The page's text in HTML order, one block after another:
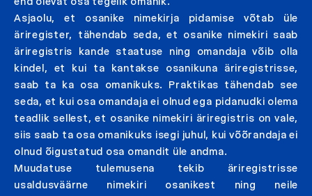
Asjaolu, et osanike nimekirja pidamise võtab üle
äriregister, tähendab seda, et osanike nimekiri saab
äriregistris kande staatuse ning omandaja võib olla
kindel, et kui ta kantakse osanikuna äriregistrisse,
saab ta ka osa omanikuks. Praktikas tähendab see
seda, et kui osa omandaja ei olnud ega pidanudki olema
teadlik sellest, et osanike nimekiri äriregistris on vale,
siis saab ta osa omanikuks isegi juhul, kui võõrandaja ei
olnud õigustatud osa omandit üle andma.
Muudatuse tulemusena tekib äriregistrisse
usaldusväärne nimekiri osanikest ning neile